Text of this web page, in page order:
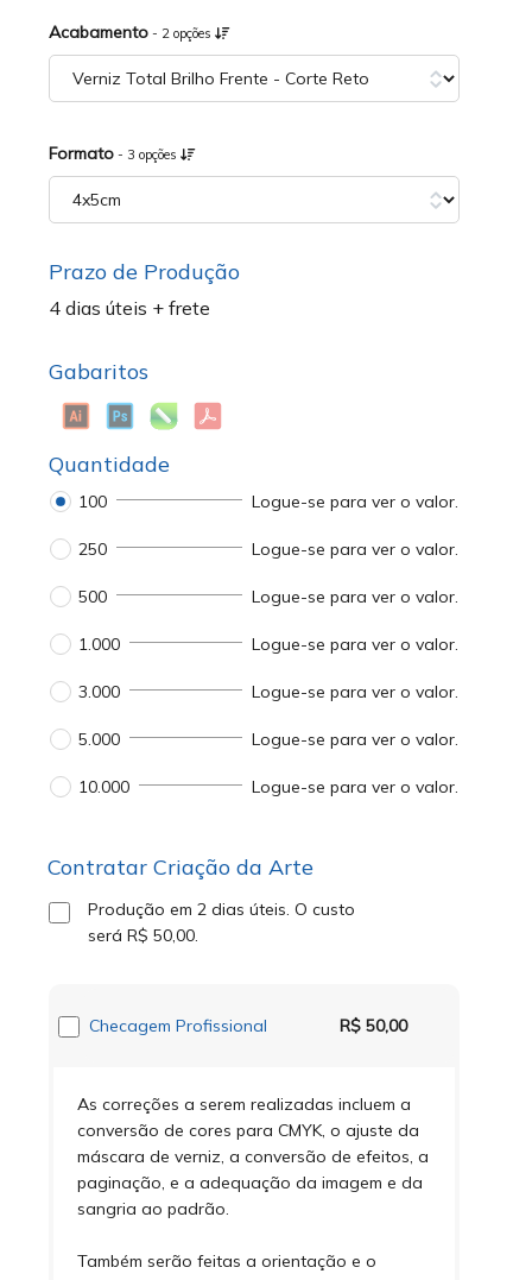
Acabamento - 2 opções
Formato - 3 opções
Prazo de Produção
4 dias úteis + frete
Gabaritos
Quantidade
100 Logue-se para ver o valor.
3.000 Logue-se para ver o valor.
250 Logue-se para ver o valor.
5.000 Logue-se para ver o valor.
500 Logue-se para ver o valor.
10.000 Logue-se para ver o valor.
1.000 Logue-se para ver o valor.
Contratar Criação da Arte
Produção em 2 dias úteis.O custo
seráR$ 50,00.
Checagem Profissional R$ 50,00
As correções a serem realizadas incluem a
conversão de cores para CMYK, o ajuste da
máscara de verniz, a conversão de efeitos, a
paginação, e a adequação da imagem e da
sangria ao padrão.
Também serão feitas a orientação e o